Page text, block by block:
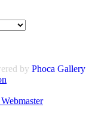
by Phoca Gallery